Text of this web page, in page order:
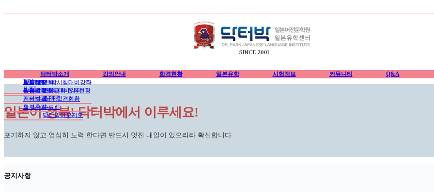
닥터박소개
인사말/연혁
학원소개
강사소개
오시는길
강의안내
EJU일본유학시험대비강좌
일본유학영어대비강좌
개인 수업 과정 강좌
합격현황
합격현황
일본대학 합격현황
JLPT 합격현황
합격후기
일본유학
일본대학
일본 전문학교
시험정보
EJU
JLPT
커뮤니티
공지사항
닥터박뉴스
닥터박갤러리
수료식
닥터박이모저모
Q&A
일본어 정복! 닥터박에서 이루세요!
포기하지 않고 열심히 노력 한다면 반드시 멋진 내일이 있으리라 확신합니다.
공지사항